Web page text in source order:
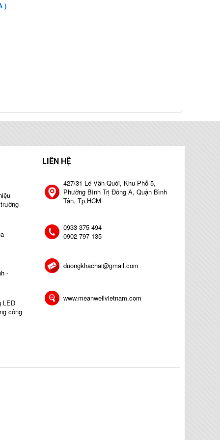
)
-
LED
công
LIÊN HỆ
427/31 Lê Văn Quới, Khu Phố 5,
Phường Bình Trị Đông A, Quận Bình
Tân, Tp.HCM
0933 375 494
0902 797 135
duongkhachai@gmail.com
www.meanwellvietnam.com